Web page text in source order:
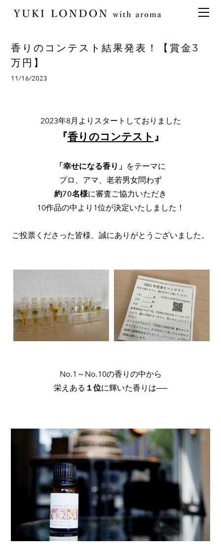
香りのコンテスト結果発表！【賞金3
万円】
11/16/2023
2023年8月よりスタートしておりました
『香りのコンテスト 』
「幸せになる香り」 をテーマに
プロ、アマ、老若男女問わず
約70名様に審査ご協力いただき
10作品の中より1位が決定いたしました！
ご投票くださった皆様、誠にありがとうございました。
​No.1～No.10の香りの中から
​栄えある １位に輝いた香りは──
最新情報
メディア情報
アロマイベント／講習会
アロマ空間デザイン
グッズ基材
名入れギフト